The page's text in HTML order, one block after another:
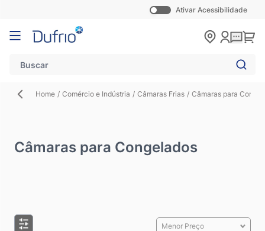
Ativar Acessibilidade
Pular para o conteúdo
Home / Comércio e Indústria / Câmaras Frias / Câmaras para
Câmaras para Congelados
Menor Preço